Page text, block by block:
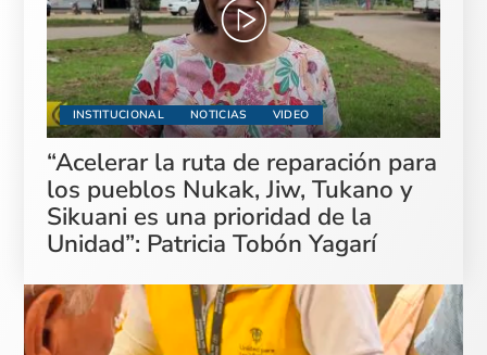
INSTITUCIONAL NOTICIAS VIDEO
“Acelerar la ruta de reparación para
los pueblos Nukak, Jiw, Tukano y
Sikuani es una prioridad de la
Unidad”: Patricia Tobón Yagarí